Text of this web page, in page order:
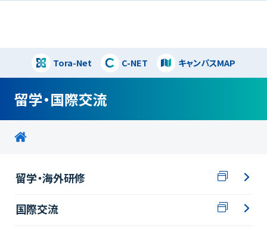
Tora-Net C-NET キャンパスMAP閉じる
留学・国際交流
留学・海外研修
国際交流